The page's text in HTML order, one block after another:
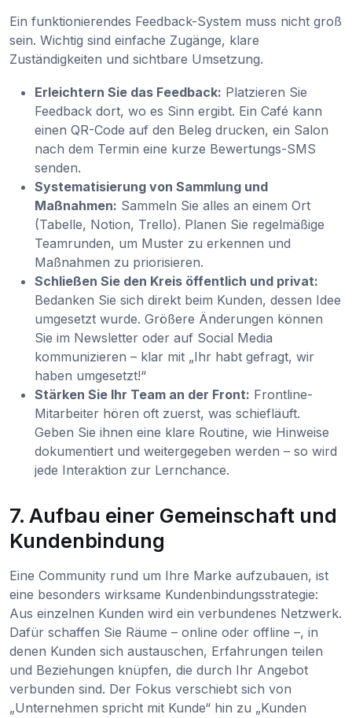
Ein funktionierendes Feedback-System muss nicht groß
sein. Wichtig sind einfache Zugänge, klare
Zuständigkeiten und sichtbare Umsetzung.
Erleichtern Sie das Feedback: Platzieren Sie
Feedback dort, wo es Sinn ergibt. Ein Café kann
einen QR-Code auf den Beleg drucken, ein Salon
nach dem Termin eine kurze Bewertungs-SMS
senden.
Systematisierung von Sammlung und
Maßnahmen: Sammeln Sie alles an einem Ort
(Tabelle, Notion, Trello). Planen Sie regelmäßige
Teamrunden, um Muster zu erkennen und
Maßnahmen zu priorisieren.
Schließen Sie den Kreis öffentlich und privat:
Bedanken Sie sich direkt beim Kunden, dessen Idee
umgesetzt wurde. Größere Änderungen können
Sie im Newsletter oder auf Social Media
kommunizieren – klar mit „Ihr habt gefragt, wir
haben umgesetzt!“
Stärken Sie Ihr Team an der Front: Frontline-
Mitarbeiter hören oft zuerst, was schiefläuft.
Geben Sie ihnen eine klare Routine, wie Hinweise
dokumentiert und weitergegeben werden – so wird
jede Interaktion zur Lernchance.
7. Aufbau einer Gemeinschaft und
Kundenbindung
Eine Community rund um Ihre Marke aufzubauen, ist
eine besonders wirksame Kundenbindungsstrategie:
Aus einzelnen Kunden wird ein verbundenes Netzwerk.
Dafür schaffen Sie Räume – online oder offline –, in
denen Kunden sich austauschen, Erfahrungen teilen
und Beziehungen knüpfen, die durch Ihr Angebot
verbunden sind. Der Fokus verschiebt sich von
„Unternehmen spricht mit Kunde“ hin zu „Kunden